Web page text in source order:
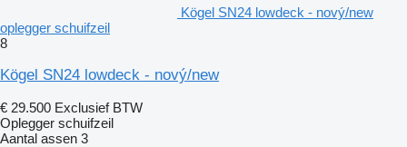
Kögel SN24 lowdeck - nový/new
oplegger schuifzeil
8
Kögel SN24 lowdeck - nový/new
€ 29.500 Exclusief BTW
Oplegger schuifzeil
Aantal assen 3